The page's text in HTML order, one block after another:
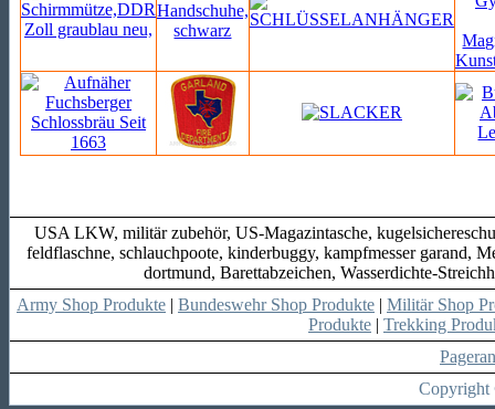
USA LKW, militär zubehör, US-Magazintasche,
feldflaschne, schlauchpoote, kinderbuggy, kampfmesser garand,
dortmund, Barettabzeichen, Wasserdichte-
Army Shop Produkte | Bundeswehr Shop Produkte | Militär Shop
Produkte | Trekking